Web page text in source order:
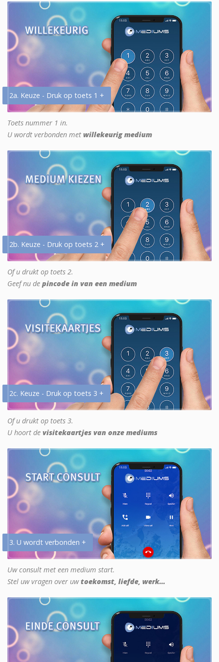
2a. Keuze - Druk op toets 1 +
Toets nummer 1 in.
U wordt verbonden met willekeurig medium
2b. Keuze - Druk op toets 2 +
Of u drukt op toets 2.
Geef nu de pincode in van een medium
2c. Keuze - Druk op toets 3 +
Of u drukt op toets 3.
U hoort de visitekaartjes van onze mediums
3. U wordt verbonden +
Uw consult met een medium start.
Stel uw vragen over uwtoekomst, liefde, werk...